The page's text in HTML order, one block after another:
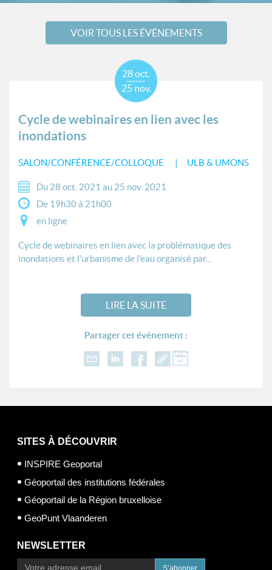
VOIR TOUS LES ÉVÉNEMENTS
Cycle de webinaires en lien avec les
inondations
SALON/CONFÉRENCE/COLLOQUE ULB & UMONS
28 oct.
25 nov.
Du 28 oct. 2021 au 25 nov. 2021
De 19h30 à 21h00
en ligne
Cycle de webinaires en lien avec la problématique des
inondations et l'urbanisme de l'eau organisé par...
LIRE LA SUITE
Partager cet événement :
SITES À DÉCOUVRIR
INSPIRE Geoportal
Géoportail des institutions fédérales
Géoportail de la Région bruxelloise
GeoPunt Vlaanderen
NEWSLETTER
S’abonner